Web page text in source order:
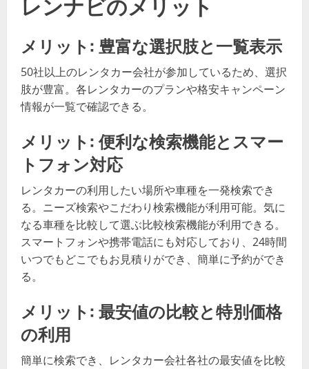
メリット: 豊富な選択肢と一覧表示
50社以上のレンタカー会社が参加しているため、選択
肢が豊富。各レンタカーのプランや格安キャンペーン
情報が一覧で確認できる。
メリット: 便利な検索機能とスマー
トフォン対応
レンタカーの利用したい場所や車種を一発検索でき
る。ニーズ検索やこだわり検索機能が利用可能。気に
なる車種を比較して選ぶ比較検索機能が利用できる。
スマートフォンや携帯電話にも対応しており、24時間
いつでもどこでもお見積りができ、簡単に予約ができ
る。
メリット: 最安値の比較と特別価格
の利用
簡単に検索でき、レンタカー会社各社の最安値を比較